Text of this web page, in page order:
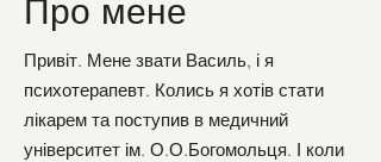
Про мене
Привіт. Мене звати Василь, і я
психотерапевт. Колись я хотів стати
лікарем та поступив в медичний
університет ім. О.О.Богомольця. І коли